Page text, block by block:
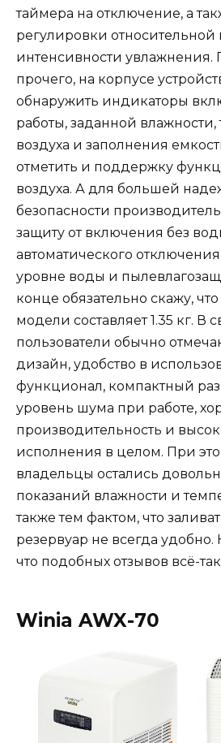
таймера на отключение, а
регулировки относительной
интенсивности увлажнения.
прочего, на корпусе
обнаружить индикаторы
работы, заданной влажности,
воздуха и заполнения
отметить и поддержку
воздуха. А для большей
безопасности
защиту от включения без
автоматического
уровне воды и
конце обязательно скажу,
модели составляет 1.35 кг. В
пользователи обычно
дизайн, удобство в
функционал, компактный
уровень шума при работе,
производительность и
исполнения в целом. При
владельцы остались
показаний влажности и
также тем фактом, что
резервуар не всегда удобно.
что подобных отзывов всё-
Winia AWX-70